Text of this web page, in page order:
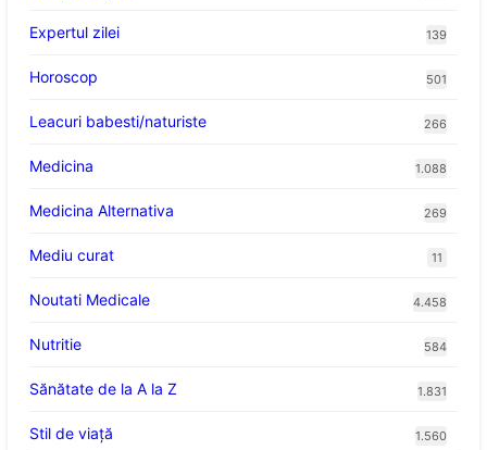
Expertul zilei 139
Horoscop 501
Leacuri babesti/naturiste 266
Medicina 1.088
Medicina Alternativa 269
Mediu curat 11
Noutati Medicale 4.458
Nutritie 584
Sănătate de la A la Z 1.831
Stil de viaţă 1.560